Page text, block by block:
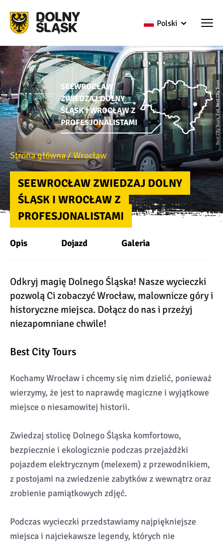
Polski
Best City Tours. Fot. Best City Tours
Strona główna Wrocław
SEEWROCŁAW ZWIEDZAJ DOLNY
ŚLĄSK I WROCŁAW Z
PROFESJONALISTAMI
SEEWROCŁAW
ZWIEDZAJ DOLNY
ŚLĄSK I WROCŁAW Z
PROFESJONALISTAMI
Opis Dojazd Galeria
Odkryj magię Dolnego Śląska! Nasze wycieczki
pozwolą Ci zobaczyć Wrocław, malownicze góry i
historyczne miejsca. Dołącz do nas i przeżyj
niezapomniane chwile!
Best City Tours
Kochamy Wrocław i chcemy się nim dzielić, ponieważ
wierzymy, że jest to naprawdę magiczne i wyjątkowe
miejsce o niesamowitej historii.
Zwiedzaj stolicę Dolnego Śląska komfortowo,
bezpiecznie i ekologicznie podczas przejażdżki
pojazdem elektrycznym (melexem) z przewodnikiem,
z postojami na zwiedzenie zabytków z wewnątrz oraz
zrobienie pamiątkowych zdjęć.
Podczas wycieczki przedstawiamy najpiękniejsze
miejsca i najciekawsze legendy, których nie